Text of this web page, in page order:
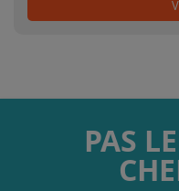
PAS